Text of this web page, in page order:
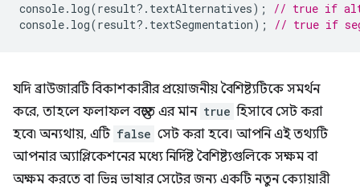
console. log(result? . textAlternatives);
// true if
console. log(result? . textSegmentation); // true if
যদি ব্রাউজারটি বিকাশকারীর প্রয়োজনীয় বৈশিষ্ট্যটিকে সমর্থন
করে, তাহলে ফলাফল বস্তুতে এর মান true হিসাবে সেট করা
হবে৷ অন্যথায়, এটি false সেট করা হবে। আপনি এই তথ্যটি
আপনার অ্যাপ্লিকেশনের মধ্যে নির্দিষ্ট বৈশিষ্ট্যগুলিকে সক্ষম বা
অক্ষম করতে বা ভিন্ন ভাষার সেটের জন্য একটি নতুন ক্যোয়ারী